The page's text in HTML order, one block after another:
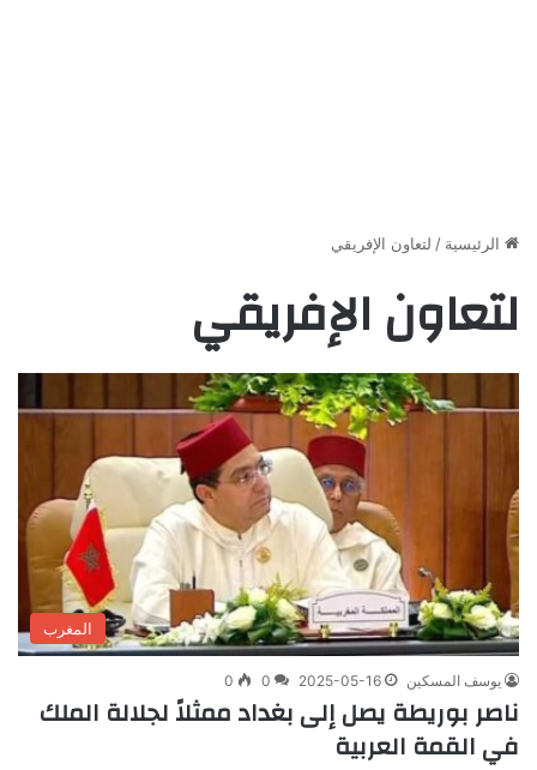
الرئيسية / لتعاون الإفريقي
لتعاون الإفريقي
المغرب
يوسف المسكين 2025-05-16
0
0
ناصر بوريطة يصل إلى بغداد ممثلاً لجلالة الملك
في القمة العربية